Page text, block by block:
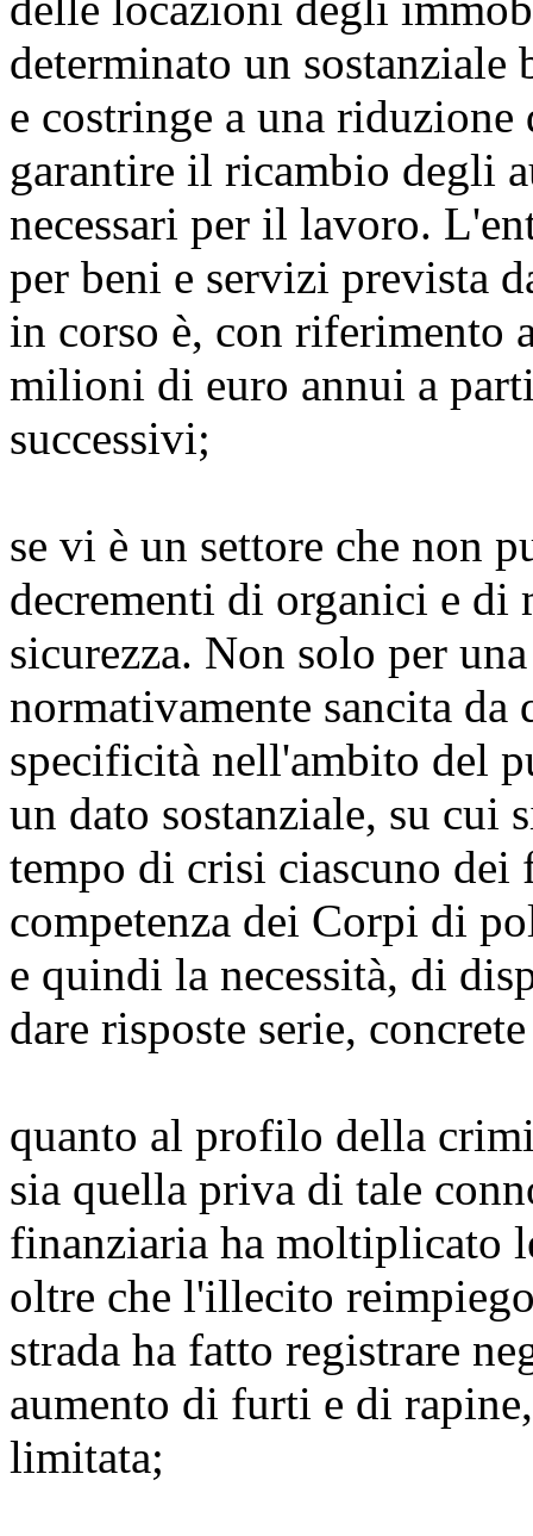
determinato un
e costringe a una
garantire il ricambio degli
necessari per il lavoro.
per beni e servizi prevista
in corso è, con
milioni di euro annui a
successivi;
se vi è un settore che non
decrementi di organici e di
sicurezza. Non solo per
normativamente sancita da
specificità nell'ambito del
un dato sostanziale, su cui
tempo di crisi ciascuno dei
competenza dei Corpi di
e quindi la necessità, di
dare risposte serie,
quanto al profilo della
sia quella priva di tale
finanziaria ha moltiplicato
oltre che l'illecito
strada ha fatto registrare
aumento di furti e di
limitata;